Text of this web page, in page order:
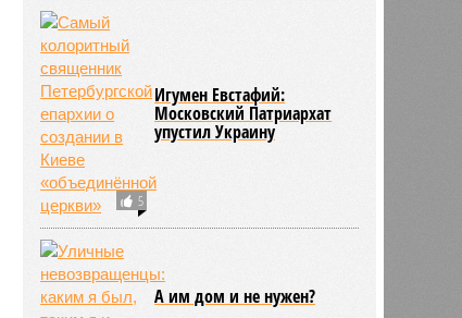
5
Игумен Евстафий:
Московский Патриархат
упустил Украину
А им дом и не нужен?